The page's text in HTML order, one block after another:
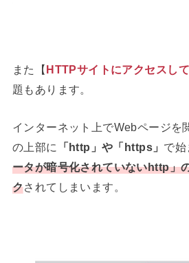
また【HTTPサイトにアクセスし
題もあります。
インターネット上でWebページを
の上部に
「http」や「https」 で
ータが暗号化されていないhttp」
クされてしまいます。